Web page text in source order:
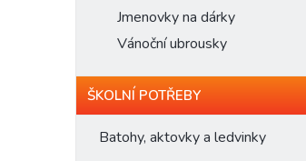
Jmenovky na dárky
Vánoční ubrousky
ŠKOLNÍ POTŘEBY
Batohy, aktovky a ledvinky